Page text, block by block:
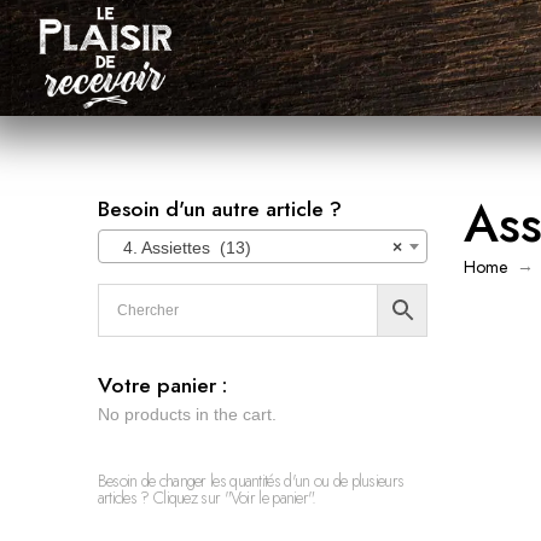
Besoin d'un autre article ?
×
4. Assiettes (13)
Votre panier :
No products in the cart.
Besoin de changer les quantités d'un ou de plusieurs
articles ? Cliquez sur "Voir le panier".
Home →